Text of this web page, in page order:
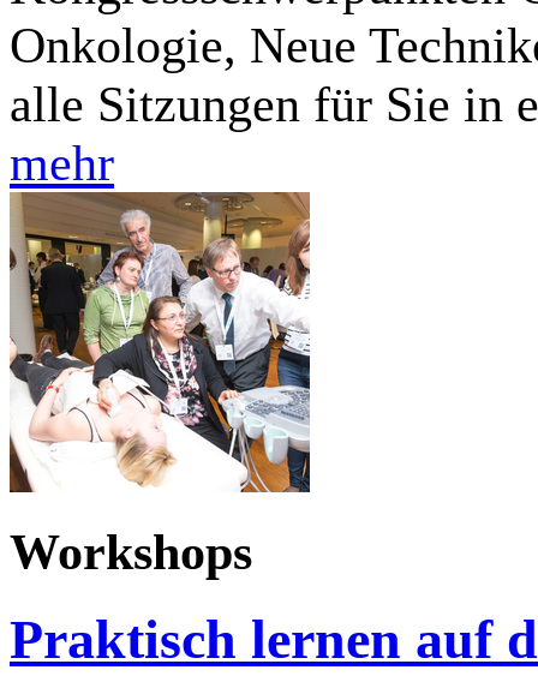
Onkologie, Neue
alle Sitzungen für Sie in
mehr
Workshops
Praktisch lernen auf